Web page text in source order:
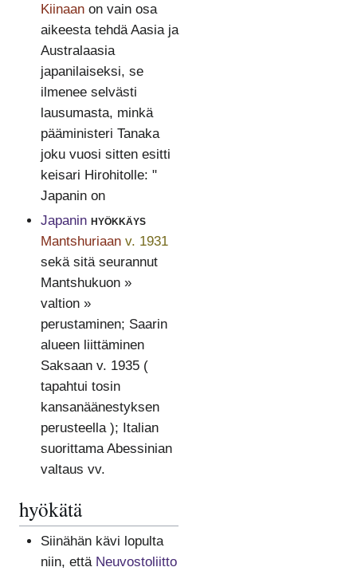
Kiinaanon vain osa
aikeesta tehdä Aasia ja
Australaasia
japanilaiseksi, se
ilmenee selvästi
lausumasta, minkä
pääministeri Tanaka
joku vuosi sitten esitti
keisari Hirohitolle: "
Japanin on
Japanin hyökkäys
Mantshuriaan v. 1931
sekä sitä seurannut
Mantshukuon »
valtion »
perustaminen; Saarin
alueen liittäminen
Saksaan v. 1935 (
tapahtui tosin
kansanäänestyksen
perusteella ); Italian
suorittama Abessinian
valtaus vv.
hyökätä
Siinähän kävi lopulta
niin, että Neuvostoliitto